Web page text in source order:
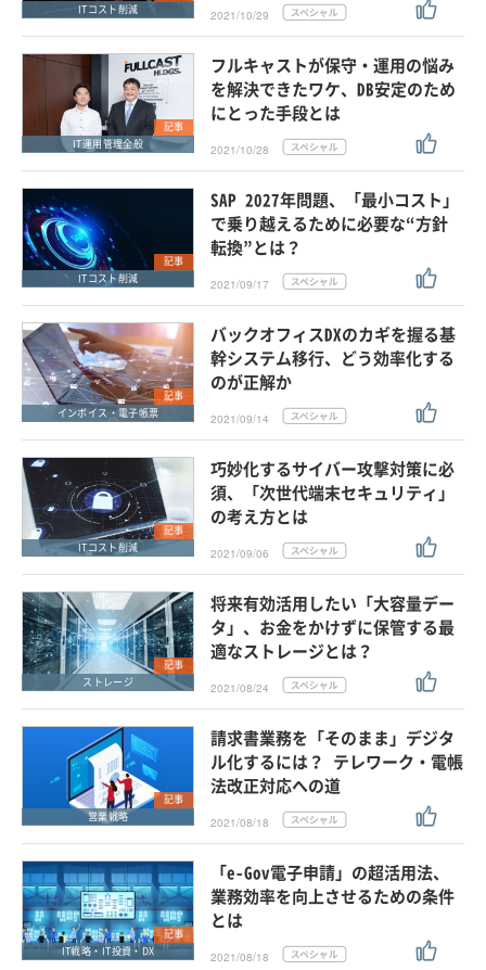
ITコスト削減
2021/10/29
記事
IT運用管理全般
フルキャストが保守・運用の悩み
を解決できたワケ、DB安定のため
にとった手段とは
2021/10/28
記事
ITコスト削減
SAP 2027年問題、「最小コスト」
で乗り越えるために必要な“方針
転換”とは？
2021/09/17
記事
インボイス・電子帳票
バックオフィスDXのカギを握る基
幹システム移行、どう効率化する
のが正解か
2021/09/14
記事
ITコスト削減
巧妙化するサイバー攻撃対策に必
須、「次世代端末セキュリティ」
の考え方とは
2021/09/06
記事
ストレージ
将来有効活用したい「大容量デー
タ」、お金をかけずに保管する最
適なストレージとは？
2021/08/24
記事
営業戦略
請求書業務を「そのまま」デジタ
ル化するには？ テレワーク・電帳
法改正対応への道
2021/08/18
記事
IT戦略・IT投資・DX
「e-Gov電子申請」の超活用法、
業務効率を向上させるための条件
とは
2021/08/18